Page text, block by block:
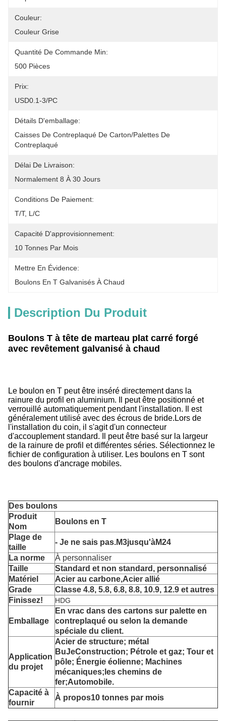
Couleur:
Couleur Grise
Quantité De Commande Min:
500 Pièces
Prix:
USD0.1-3/PC
Détails D'emballage:
Caisses De Contreplaqué De Carton/palettes De
Contreplaqué
Délai De Livraison:
Normalement 8 À 30 Jours
Conditions De Paiement:
T/T, L/C
Capacité D'approvisionnement:
10 Tonnes Par Mois
Mettre En Évidence:
Boulons En T Galvanisés À Chaud
Description Du Produit
Boulons T à tête de marteau plat carré forgé
avec revêtement galvanisé à chaud
Le boulon en T peut être inséré directement dans la
rainure du profil en aluminium. Il peut être positionné et
verrouillé automatiquement pendant l'installation. Il est
généralement utilisé avec des écrous de bride.Lors de
l'installation du coin, il s'agit d'un connecteur
d'accouplement standard. Il peut être basé sur la largeur
de la rainure de profil et différentes séries. Sélectionnez le
fichier de configuration à utiliser. Les boulons en T sont
des boulons d'ancrage mobiles.
Des boulons
Produit
Nom
Boulons en T
Plage de
taille
- Je ne sais pas.M3jusqu'àM24
La norme
À personnaliser
Taille
Standard et non standard, personnalisé
Matériel
Acier au carbone,Acier allié
Grade
Classe 4.8, 5.8, 6.8, 8.8, 10.9, 12.9 et autres
Finissez!
HDG
Emballage
En vrac dans des cartons sur palette en
contreplaqué ou selon la demande
spéciale du client.
Application
du projet
Acier de structure; métal
BuJeConstruction; Pétrole et gaz; Tour et
pôle; Énergie éolienne; Machines
mécaniques; les chemins de
fer;Automobile.
Capacité à
fournir
À propos10 tonnes par mois